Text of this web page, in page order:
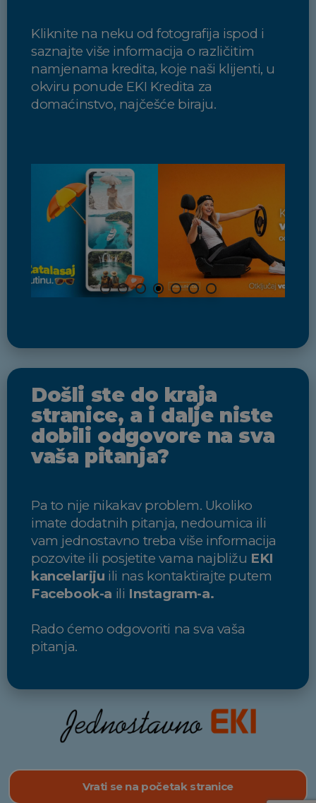
Kliknite na neku od fotografija ispod i
saznajte više informacija o različitim
namjenama kredita, koje naši klijenti, u
okviru ponude EKI Kredita za
domaćinstvo, najčešće biraju.
Došli ste do kraja
stranice, a i dalje niste
dobili odgovore na sva
vaša pitanja?
Pa to nije nikakav problem. Ukoliko
imate dodatnih pitanja, nedoumica ili
vam jednostavno treba više informacija
pozovite ili posjetite vama najbližu EKI
kancelariju ili nas kontaktirajte putem
Facebook-a ili Instagram-a.
Rado ćemo odgovoriti na sva vaša
pitanja.
Vrati se na početak stranice